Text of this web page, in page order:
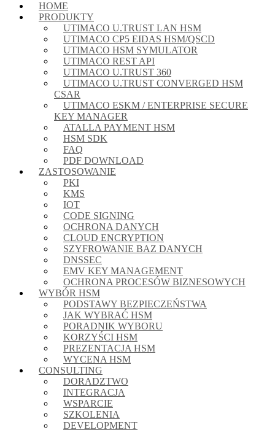
HOME
PRODUKTY
UTIMACO U.TRUST LAN HSM
UTIMACO CP5 EIDAS HSM/QSCD
UTIMACO HSM SYMULATOR
UTIMACO REST API
UTIMACO U.TRUST 360
UTIMACO U.TRUST CONVERGED HSM
CSAR
UTIMACO ESKM / ENTERPRISE SECURE
KEY MANAGER
ATALLA PAYMENT HSM
HSM SDK
FAQ
PDF DOWNLOAD
ZASTOSOWANIE
PKI
KMS
IOT
CODE SIGNING
OCHRONA DANYCH
CLOUD ENCRYPTION
SZYFROWANIE BAZ DANYCH
DNSSEC
EMV KEY MANAGEMENT
OCHRONA PROCESÓW BIZNESOWYCH
WYBÓR HSM
PODSTAWY BEZPIECZEŃSTWA
JAK WYBRAĆ HSM
PORADNIK WYBORU
KORZYŚCI HSM
PREZENTACJA HSM
WYCENA HSM
CONSULTING
DORADZTWO
INTEGRACJA
WSPARCIE
SZKOLENIA
DEVELOPMENT